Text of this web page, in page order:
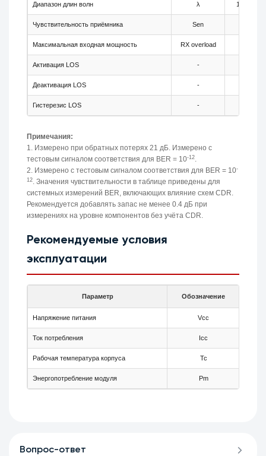
Диапазон длин волн λ 1260
Чувствительность приёмника Sen
Максимальная входная мощность RX overload
Активация LOS -
Деактивация LOS -
Гистерезис LOS -
Примечания:
1. Измерено при обратных потерях 21 дБ. Измерено с
тестовым сигналом соответствия для BER = 10-12.
2. Измерено с тестовым сигналом соответствия для BER = 10-
12. Значения чувствительности в таблице приведены для
системных измерений BER, включающих влияние схем CDR.
Рекомендуется добавлять запас не менее 0.4 дБ при
измерениях на уровне компонентов без учёта CDR.
Рекомендуемые условия
эксплуатации
Параметр Обозначение
Напряжение питания Vcc
Ток потребления Icc
Рабочая температура корпуса Tc
Энергопотребление модуля Pm
Вопрос-ответ